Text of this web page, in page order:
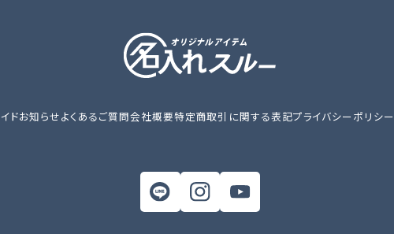
ドお知らせよくあるご質問会社概要特定商取引に関する表記プライバシーポリシー